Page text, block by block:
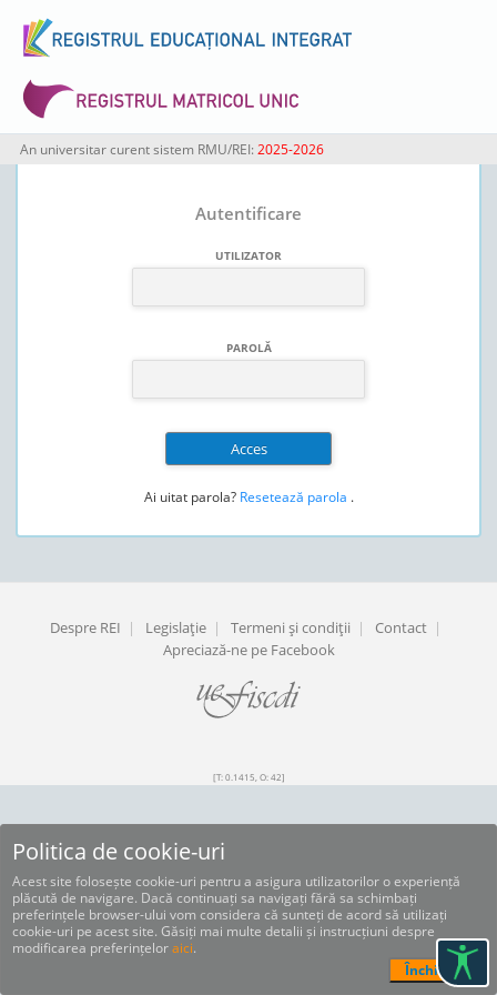
An universitar curent sistem RMU/REI: 2025-2026
Autentificare
UTILIZATOR
PAROLĂ
Ai uitat parola? Resetează parola .
Despre REI | Legislaţie | Termeni şi condiţii | Contact |
Apreciază-ne pe Facebook
[T: 0.1415, O: 42]
Politica de cookie-uri
Acest site folosește cookie-uri pentru a asigura utilizatorilor o experiență
plăcută de navigare. Dacă continuați sa navigați fără sa schimbați
preferințele browser-ului vom considera că sunteți de acord să utilizați
cookie-uri pe acest site. Găsiți mai multe detalii și instrucțiuni despre
modificarea preferințeloraici.